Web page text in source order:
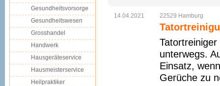
14.04.2021 22529 Hamburg
unterwegs.
Einsatz,
Gerüche zu
Gesundheitsvorsorge
Gesundheitswesen
Grosshandel
Handwerk
Hausgeräteservice
Hausmeisterservice
Heilpraktiker